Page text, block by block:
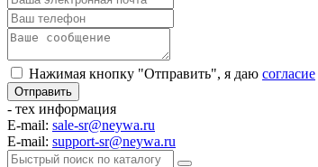
Нажимая кнопку "Отправить", я даю согласие
- тех информация
E-mail: sale-sr@neywa.ru
E-mail: support-sr@neywa.ru